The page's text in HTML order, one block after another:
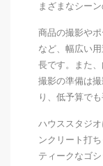
まざまなシー
商品の撮影や
など、幅広い
長です。また
撮影の準備は
り、低予算で
ハウススタジ
ンクリート打
ティークなゴ